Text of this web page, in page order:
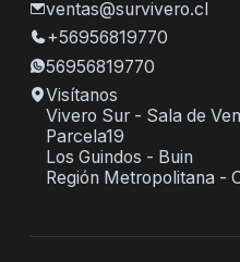
ventas@survivero.cl
+56956819770
56956819770
Visítanos
Vivero Sur - Sala de
Parcela19
Los Guindos - Buin
Región Metropolitana -